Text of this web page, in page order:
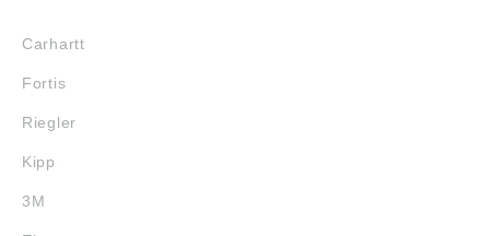
Carhartt
Fortis
Riegler
Kipp
3M